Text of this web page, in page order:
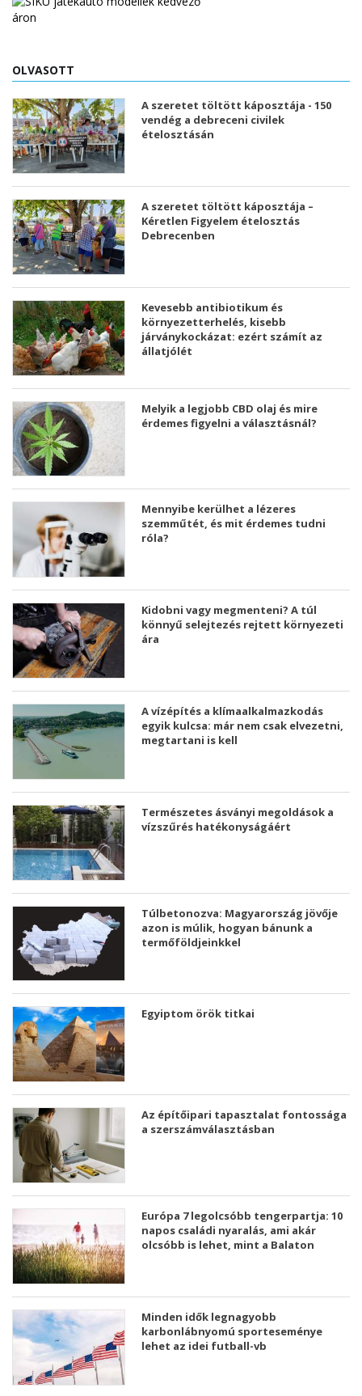
OLVASOTT
A szeretet töltött káposztája - 150
vendég a debreceni civilek
ételosztásán
A szeretet töltött káposztája –
Kéretlen Figyelem ételosztás
Debrecenben
Kevesebb antibiotikum és
környezetterhelés, kisebb
járványkockázat: ezért számít az
állatjólét
Melyik a legjobb CBD olaj és mire
érdemes figyelni a választásnál?
Mennyibe kerülhet a lézeres
szemműtét, és mit érdemes tudni
róla?
Kidobni vagy megmenteni? A túl
könnyű selejtezés rejtett környezeti
ára
A vízépítés a klímaalkalmazkodás
egyik kulcsa: már nem csak elvezetni,
megtartani is kell
Természetes ásványi megoldások a
vízszűrés hatékonyságáért
Túlbetonozva: Magyarország jövője
azon is múlik, hogyan bánunk a
termőföldjeinkkel
Egyiptom örök titkai
Az építőipari tapasztalat fontossága
a szerszámválasztásban
Európa 7 legolcsóbb tengerpartja: 10
napos családi nyaralás, ami akár
olcsóbb is lehet, mint a Balaton
Minden idők legnagyobb
karbonlábnyomú sporteseménye
lehet az idei futball-vb